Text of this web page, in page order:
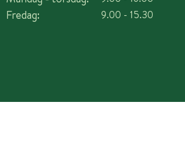
Fredag:
9.00 - 15.30